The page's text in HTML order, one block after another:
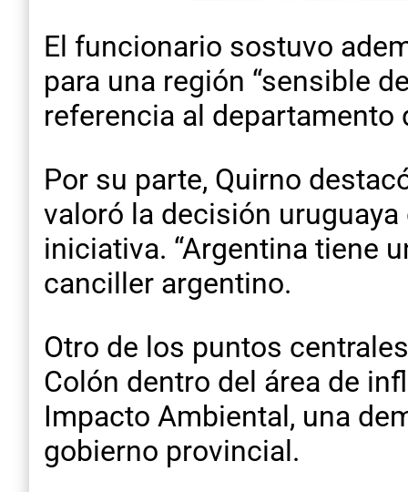
El funcionario sostuvo
para una región “sensible
referencia al departamento
Por su parte, Quirno
valoró la decisión
iniciativa. “Argentina tiene
canciller argentino.
Otro de los puntos
Colón dentro del área de
Impacto Ambiental, una
gobierno provincial.